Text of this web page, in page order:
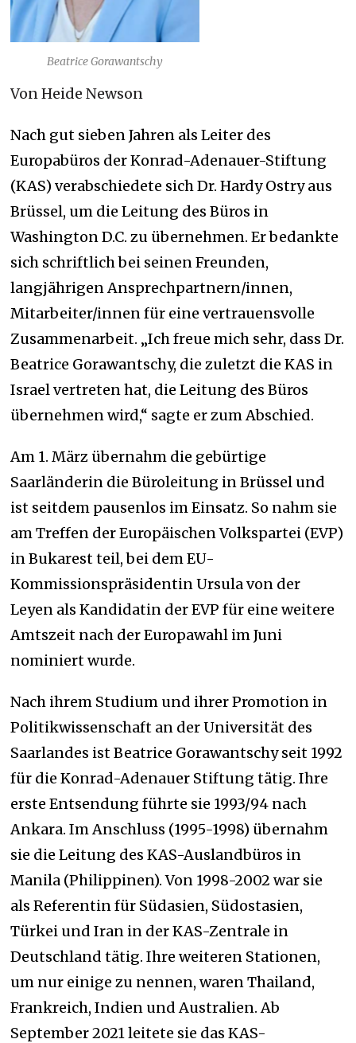
Beatrice Gorawantschy
Von Heide Newson
Nach gut sieben Jahren als Leiter des
Europabüros der Konrad-Adenauer-Stiftung
(KAS) verabschiedete sich Dr. Hardy Ostry aus
Brüssel, um die Leitung des Büros in
Washington D.C. zu übernehmen. Er bedankte
sich schriftlich bei seinen Freunden,
langjährigen Ansprechpartnern/innen,
Mitarbeiter/innen für eine vertrauensvolle
Zusammenarbeit. „Ich freue mich sehr, dass Dr.
Beatrice Gorawantschy, die zuletzt die KAS in
Israel vertreten hat, die Leitung des Büros
übernehmen wird,“ sagte er zum Abschied.
Am 1. März übernahm die gebürtige
Saarländerin die Büroleitung in Brüssel und
ist seitdem pausenlos im Einsatz. So nahm sie
am Treffen der Europäischen Volkspartei (EVP)
in Bukarest teil, bei dem EU-
Kommissionspräsidentin Ursula von der
Leyen als Kandidatin der EVPfür eine weitere
Amtszeit nach der Europawahl im Juni
nominiert wurde.
Nach ihrem Studium und ihrer Promotion in
Politikwissenschaft an der Universität des
Saarlandes ist Beatrice Gorawantschy seit 1992
für die Konrad-Adenauer Stiftung tätig. Ihre
erste Entsendung führte sie 1993/94 nach
Ankara. Im Anschluss (1995-1998) übernahm
sie die Leitung des KAS-Auslandbüros in
Manila (Philippinen). Von 1998-2002 war sie
als Referentin für Südasien, Südostasien,
Türkei und Iran in der KAS-Zentrale in
Deutschland tätig. Ihre weiteren Stationen,
um nur einige zu nennen,waren Thailand,
Frankreich, Indien und Australien. Ab
September 2021 leitete sie das KAS-